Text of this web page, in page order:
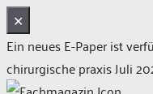
✕
Ein neues E-Paper ist
chirurgische praxis Juli